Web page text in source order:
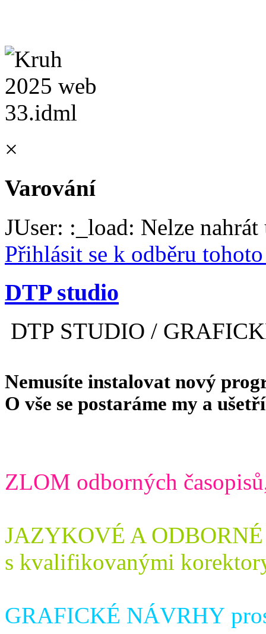
×
Varování
JUser: :_load: Nelze
Přihlásit se k odběru
DTP studio
DTP STUDIO /
Nemusíte instalovat nový
O vše se postaráme my a
ZLOM odborných
JAZYKOVÉ A
s kvalifikovanými
GRAFICKÉ NÁVRHY